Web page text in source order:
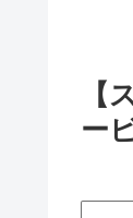
【
ー